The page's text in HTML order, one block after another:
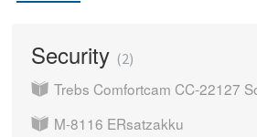
Security 2
Trebs Comfortcam CC-22127
M-8116 ERsatzakku